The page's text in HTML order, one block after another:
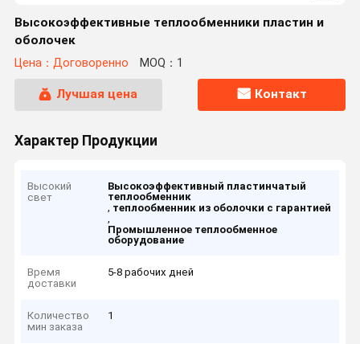
Высокоэффективные теплообменники пластин и
оболочек
Цена：Договоренно MOQ：1
Лучшая цена Контакт
Характер Продукции
Высокий
свет
Высокоэффективный пластинчатый
теплообменник
, теплообменник из оболочки с гарантией
,
Промышленное теплообменное
оборудование
Время
доставки
5-8 рабочих дней
Количество
мин заказа
1